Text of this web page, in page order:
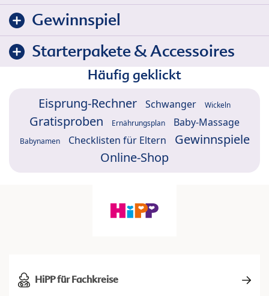
Gewinnspiel
Starterpakete & Accessoires
Häufig geklickt
Eisprung-Rechner Schwanger Wickeln
Gratisproben Ernährungsplan Baby-Massage
Babynamen Checklisten für Eltern
Gewinnspiele
Online-Shop
HiPP für Fachkreise